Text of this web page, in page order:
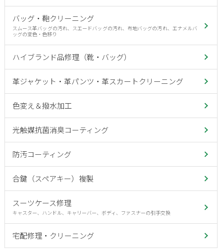
バッグ・鞄クリーニング
スムース革バッグの汚れ、スエードバッグの汚れ、布地バッグの汚れ、エナメルバ
ッグの変色・色移り
ハイブランド品修理（靴・バッグ）
革ジャケット・革パンツ・革スカートクリーニング
色変え＆撥水加工
光触媒抗菌消臭コーティング
防汚コーティング
合鍵（スペアキー）複製
スーツケース修理
キャスター、ハンドル、キャリーバー、ボディ、ファスナーの引手交換
宅配修理・クリーニング